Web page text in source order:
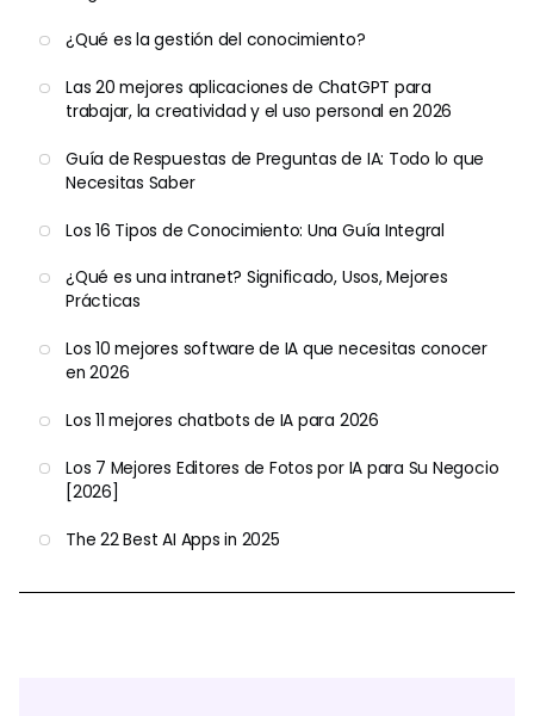
¿Qué es la gestión del conocimiento?
Las 20 mejores aplicaciones de ChatGPT para
trabajar, la creatividad y el uso personal en 2026
Guía de Respuestas de Preguntas de IA: Todo lo que
Necesitas Saber
Los 16 Tipos de Conocimiento: Una Guía Integral
¿Qué es una intranet? Significado, Usos, Mejores
Prácticas
Los 10 mejores software de IA que necesitas conocer
en 2026
Los 11 mejores chatbots de IA para 2026
Los 7 Mejores Editores de Fotos por IA para Su Negocio
[2026]
The 22 Best AI Apps in 2025